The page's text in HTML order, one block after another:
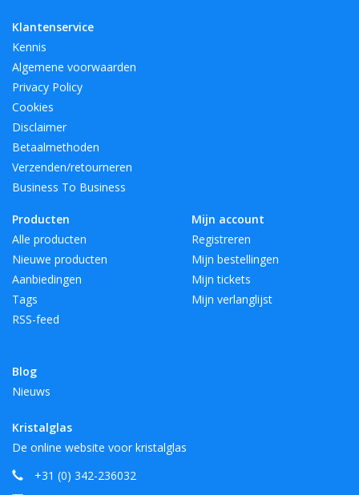
Klantenservice
Kennis
Algemene voorwaarden
Privacy Policy
Cookies
Disclaimer
Betaalmethoden
Verzenden/retourneren
Business To Business
Producten
Alle producten
Nieuwe producten
Aanbiedingen
Tags
RSS-feed
Blog
Nieuws
Mijn account
Registreren
Mijn bestellingen
Mijn tickets
Mijn verlanglijst
Kristalglas
De online website voor kristalglas
+31 (0) 342-236032